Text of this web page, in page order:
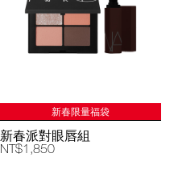
新春限量福袋
新春派對眼唇組
NT$1,850